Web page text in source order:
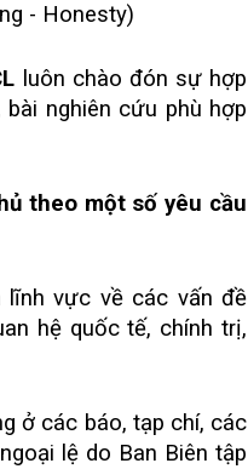
- Honesty)
luôn chào đón sự hợp
nghiên cứu phù hợp
theo một số yêu cầu
vực về các vấn đề
hệ quốc tế, chính trị,
ở các báo, tạp chí, các
lệ do Ban Biên tập